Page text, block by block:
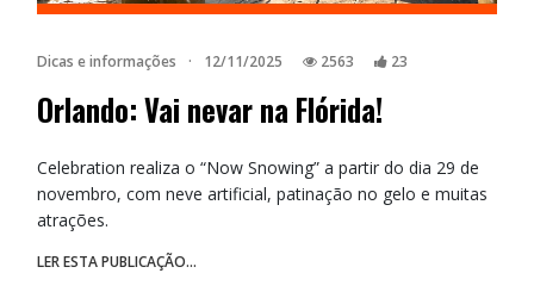
Dicas e informações · 12/11/2025 2563 23
Orlando: Vai nevar na Flórida!
Celebration realiza o “Now Snowing” a partir do dia 29 de
novembro, com neve artificial, patinação no gelo e muitas
atrações.
LER ESTA PUBLICAÇÃO...